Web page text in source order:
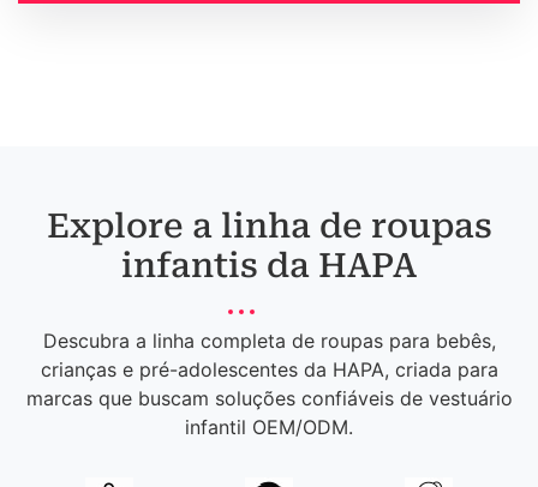
Explore a linha de roupas
infantis da HAPA
Descubra a linha completa de roupas para bebês,
crianças e pré-adolescentes da HAPA, criada para
marcas que buscam soluções confiáveis de vestuário
infantil OEM/ODM.